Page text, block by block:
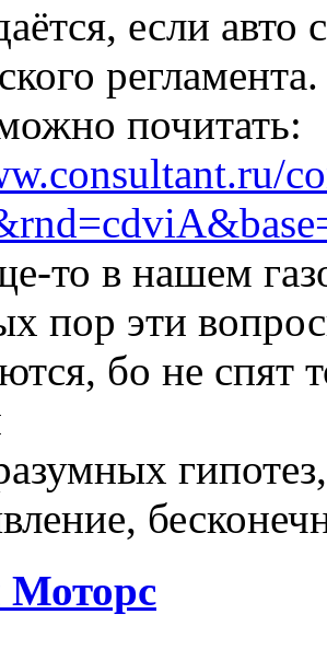
если авто
регламента.
почитать:
то в нашем
пор эти
бо не спят
Моторс